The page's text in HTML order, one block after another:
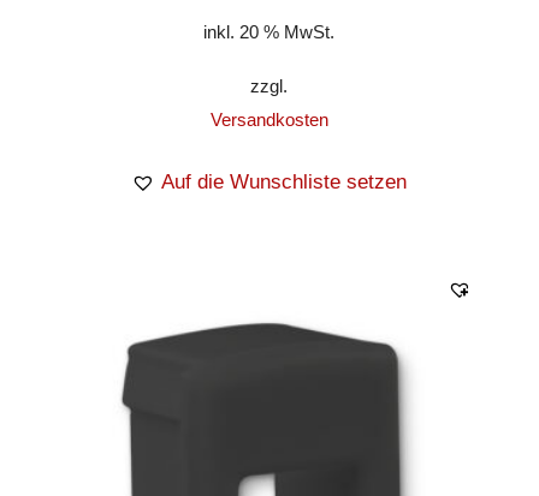
inkl. 20 % MwSt.
zzgl.
Versandkosten
Auf die Wunschliste setzen